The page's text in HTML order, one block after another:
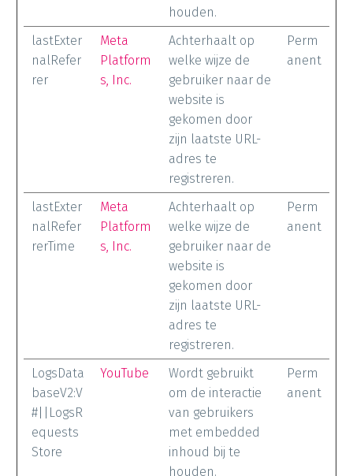
houden.
lastExter
nalRefer
rer
Meta
Platform
s, Inc.
Achterhaalt op
welke wijze de
gebruiker naar de
website is
gekomen door
zijn laatste URL-
adres te
registreren.
Perm
anent
lastExter
nalRefer
rerTime
Meta
Platform
s, Inc.
Achterhaalt op
welke wijze de
gebruiker naar de
website is
gekomen door
zijn laatste URL-
adres te
registreren.
Perm
anent
LogsData
baseV2:V
#||LogsR
equests
Store
YouTube
Wordt gebruikt
om de interactie
van gebruikers
met embedded
inhoud bij te
houden.
Perm
anent